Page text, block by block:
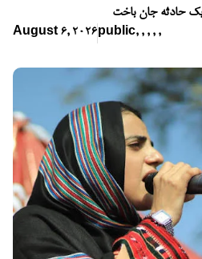
حادثه جان باخت
August 6, 2026 public, , , , ,